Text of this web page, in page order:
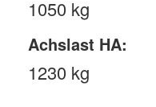
1050 kg
Achslast HA:
1230 kg